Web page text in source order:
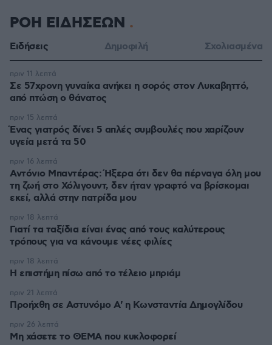
ΡΟΗ ΕΙΔΗΣΕΩΝ
Ειδήσεις Δημοφιλή Σχολιασμένα
Σε 57χρονη γυναίκα ανήκει η σορός στον Λυκαβηττό,
από πτώση ο θάνατος
πριν 11 λεπτά
Ένας γιατρός δίνει 5 απλές συμβουλές που χαρίζουν
υγεία μετά τα 50
πριν 15 λεπτά
Αντόνιο Μπαντέρας: Ήξερα ότι δεν θα πέρναγα όλη μου
τη ζωή στο Χόλιγουντ, δεν ήταν γραφτό να βρίσκομαι
εκεί, αλλά στην πατρίδα μου
πριν 16 λεπτά
Γιατί τα ταξίδια είναι ένας από τους καλύτερους
τρόπους για να κάνουμε νέες φιλίες
πριν 18 λεπτά
Η επιστήμη πίσω από το τέλειο μπριάμ
πριν 18 λεπτά
Προήχθη σε Αστυνόμο Α' η Κωνσταντία Δημογλίδου
πριν 21 λεπτά
Μη χάσετε το ΘΕΜΑ που κυκλοφορεί
πριν 26 λεπτά